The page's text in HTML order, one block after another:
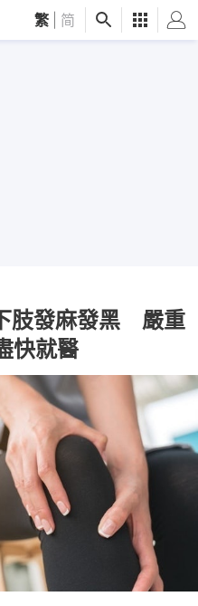
繁 简
肢發麻發黑 嚴重
快就醫